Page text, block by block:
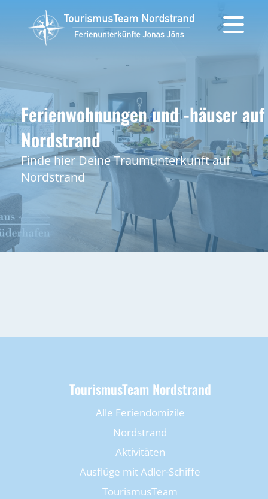
Ferienwohnungen und -häuser auf
Nordstrand
Finde hier Deine Traumunterkunft auf
Nordstrand
TourismusTeam Nordstrand
Alle Feriendomizile
Nordstrand
Aktivitäten
Ausflüge mit Adler-Schiffe
TourismusTeam